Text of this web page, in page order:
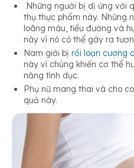
Những người bị dị ứng với
thụ thực phẩm này. Những
loãng máu, tiểu đường và
này vì nó có thể gây ra
Nam giới bị rối loạn cương
này vì chúng khiến cơ thể
năng tình dục.
Phụ nữ mang thai và cho
quả này.